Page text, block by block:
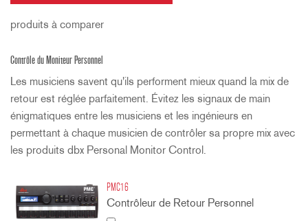
produits à comparer
Contrôle du Moniteur Personnel
Les musiciens savent qu'ils performent mieux quand la mix de
retour est réglée parfaitement. Évitez les signaux de main
énigmatiques entre les musiciens et les ingénieurs en
permettant à chaque musicien de contrôler sa propre mix avec
les produits dbx Personal Monitor Control.
PMC16
Contrôleur de Retour Personnel